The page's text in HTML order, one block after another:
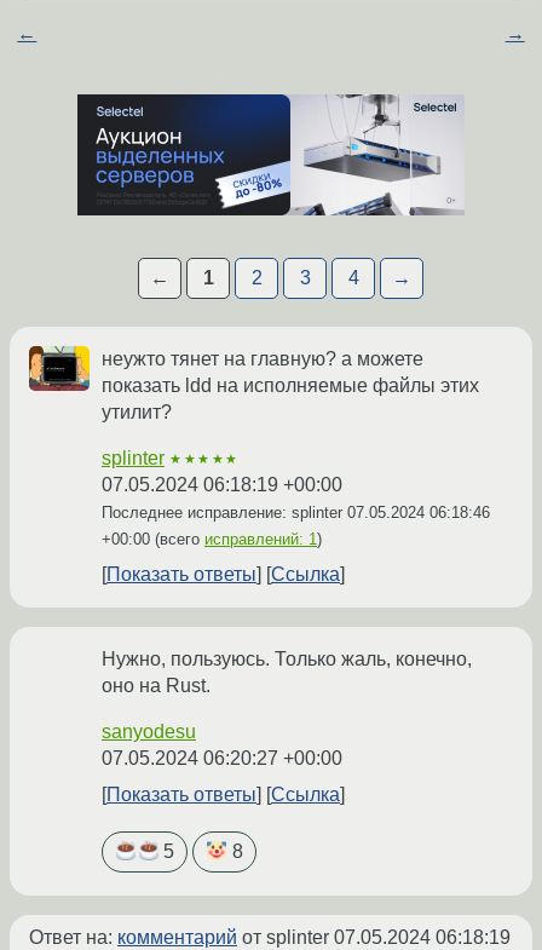
← →
← 1 2 3 4 →
неужто тянет на главную? а можете
показать ldd на исполняемые файлы этих
утилит?
splinter ★★★★★
07.05.2024 06:18:19 +00:00
Последнее исправление: splinter 07.05.2024 06:18:46
+00:00 (всего исправлений: 1)
Показать ответы Ссылка
Нужно, пользуюсь. Только жаль, конечно,
оно на Rust.
sanyodesu
07.05.2024 06:20:27 +00:00
Показать ответы
Ссылка
5 8
Ответ на: комментарий от splinter 07.05.2024 06:18:19